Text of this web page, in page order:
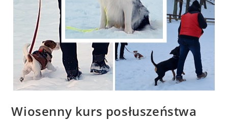
Wiosenny kurs posłuszeństwa